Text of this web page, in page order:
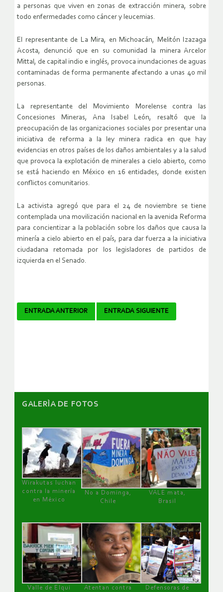
a personas que viven en zonas de extracción minera, sobre
todo enfermedades como cáncer y leucemias.
El representante de La Mira, en Michoacán, Melitón Izazaga
Acosta, denunció que en su comunidad la minera Arcelor
Mittal, de capital indio e inglés, provoca inundaciones de aguas
contaminadas de forma permanente afectando a unas 40 mil
personas.
La representante del Movimiento Morelense contra las
Concesiones Mineras, Ana Isabel León, resaltó que la
preocupación de las organizaciones sociales por presentar una
iniciativa de reforma a la ley minera radica en que hay
evidencias en otros países de los daños ambientales y a la salud
que provoca la explotación de minerales a cielo abierto, como
se está haciendo en México en 16 entidades, donde existen
conflictos comunitarios.
La activista agregó que para el 24 de noviembre se tiene
contemplada una movilización nacional en la avenida Reforma
para concientizar a la población sobre los daños que causa la
minería a cielo abierto en el país, para dar fuerza a la iniciativa
ciudadana retomada por los legisladores de partidos de
izquierda en el Senado.
Navegador
ENTRADA ANTERIOR ENTRADA SIGUIENTE
GALERÌA DE FOTOS
Wirakutas luchan
contra la minería
en México
No a Dominga,
Chile
VALE mata,
Brasil
Valle de Elqui
Atentan contra
Defensoras de